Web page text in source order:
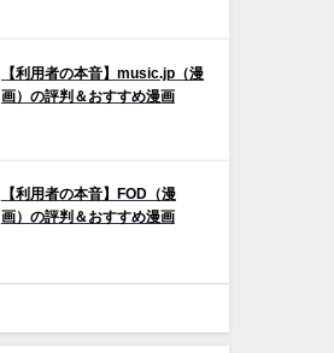
【利用者の本音】music.jp（漫
画）の評判＆おすすめ漫画
【利用者の本音】FOD（漫
画）の評判＆おすすめ漫画